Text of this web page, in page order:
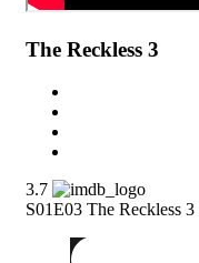
The Reckless 3
3.7
S01E03 The Reckless 3